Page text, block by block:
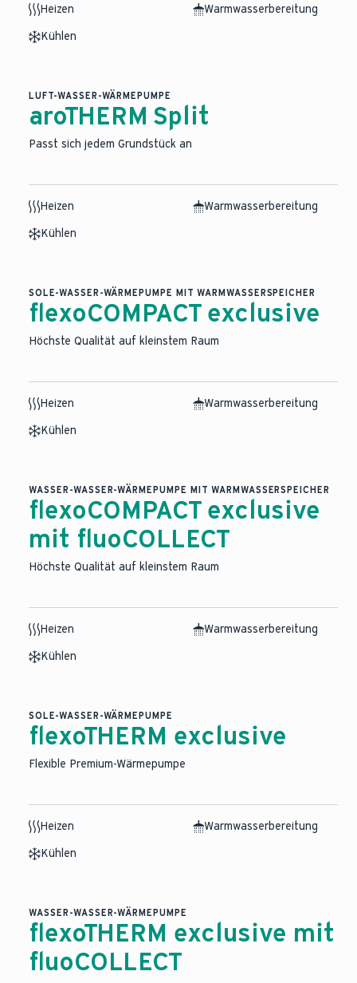
Heizen
Warmwasserbereitung
Kühlen
LUFT-WASSER-WÄRMEPUMPE
aroTHERM Split
Passt sich jedem Grundstück an
Heizen
Warmwasserbereitung
Kühlen
SOLE-WASSER-WÄRMEPUMPE MIT WARMWASSERSPEICHER
flexoCOMPACT exclusive
Höchste Qualität auf kleinstem Raum
Heizen
Warmwasserbereitung
Kühlen
WASSER-WASSER-WÄRMEPUMPE MIT WARMWASSERSPEICHER
flexoCOMPACT exclusive
mit fluoCOLLECT
Höchste Qualität auf kleinstem Raum
Heizen
Warmwasserbereitung
Kühlen
SOLE-WASSER-WÄRMEPUMPE
flexoTHERM exclusive
Flexible Premium-Wärmepumpe
Heizen
Warmwasserbereitung
Kühlen
WASSER-WASSER-WÄRMEPUMPE
flexoTHERM exclusive mit
fluoCOLLECT